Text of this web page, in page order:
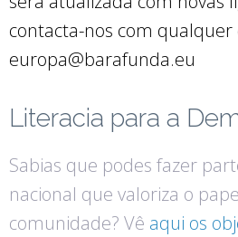
contacta-nos com qualquer
europa@barafunda.eu
Literacia para a
Sabias que podes fazer
nacional que valoriza o
comunidade? Vê aqui os